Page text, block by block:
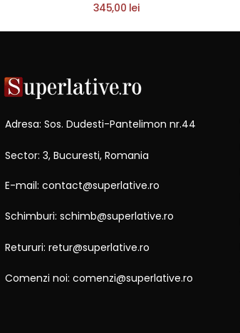
345,00 lei
Adresa: Sos. Dudesti-Pantelimon nr.44
Sector: 3, Bucuresti, Romania
E-mail: contact@superlative.ro
Schimburi: schimb@superlative.ro
Retururi: retur@superlative.ro
Comenzi noi: comenzi@superlative.ro